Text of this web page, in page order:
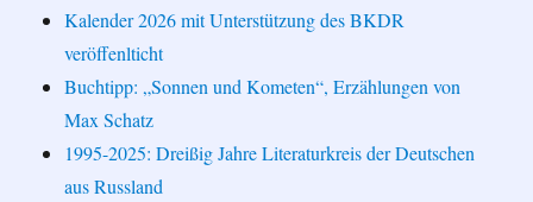
Kalender 2026 mit Unterstützung des BKDR
veröffenlticht
Buchtipp: „Sonnen und Kometen“, Erzählungen von
Max Schatz
1995-2025: Dreißig Jahre Literaturkreis der Deutschen
aus Russland